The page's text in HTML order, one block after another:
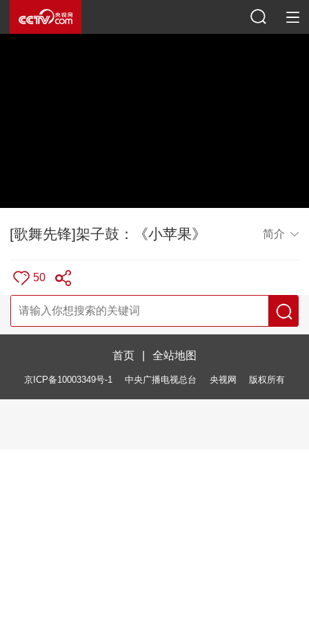
[歌舞先锋]架子鼓：《小苹果》 简介
50
首页 全站地图
京ICP备10003349号-1 中央广播电视总台 央视网 版权所有